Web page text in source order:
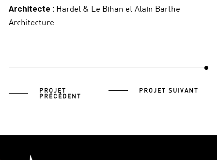
Architecte :Hardel & Le Bihan et Alain Barthe
Architecture
PROJET
PRÉCÉDENT
PROJET SUIVANT